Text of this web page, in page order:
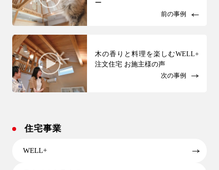
ー
前の事例
木の香りと料理を楽しむWELL+
注文住宅 お施主様の声
次の事例
住宅事業
WELL+